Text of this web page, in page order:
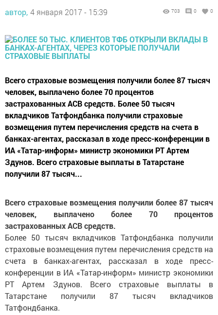
автор, 4 января 2017 - 15:39 703 0 0
Всего страховые возмещения получили более 87 тысяч
человек, выплачено более 70 процентов
застрахованных АСВ средств. Более 50 тысяч
вкладчиков Татфондбанка получили страховые
возмещения путем перечисления средств на счета в
банках-агентах, рассказал в ходе пресс-конференции в
ИА «Татар-информ» министр экономики РТ Артем
Здунов. Всего страховые выплаты в Татарстане
получили 87 тысяч...
Всего страховые возмещения получили более 87 тысяч
человек, выплачено более 70 процентов
застрахованных АСВ средств.
Более 50 тысяч вкладчиков Татфондбанка получили
страховые возмещения путем перечисления средств на
счета в банках-агентах, рассказал в ходе пресс-
конференции в ИА «Татар-информ» министр экономики
РТ Артем Здунов. Всего страховые выплаты в
Татарстане получили 87 тысяч вкладчиков
Татфондбанка.